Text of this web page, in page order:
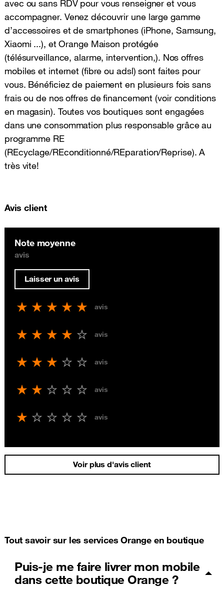
avec ou sans RDV pour vous renseigner et vous
accompagner. Venez découvrir une large gamme
d’accessoires et de smartphones (iPhone, Samsung,
Xiaomi ...), et Orange Maison protégée
(télésurveillance, alarme, intervention,). Nos offres
mobiles et internet (fibre ou adsl) sont faites pour
vous. Bénéficiez de paiement en plusieurs fois sans
frais ou de nos offres de financement (voir conditions
en magasin). Toutes vos boutiques sont engagées
dans une consommation plus responsable grâce au
programme RE
(REcyclage/REconditionné/REparation/Reprise). A
très vite!
Avis client
Note moyenne
avis
Laisser un avis
avis
avis
avis
avis
avis
Voir plus d'avis client
Tout savoir sur les services Orange en boutique
Puis-je me faire livrer mon mobile
dans cette boutique Orange ?